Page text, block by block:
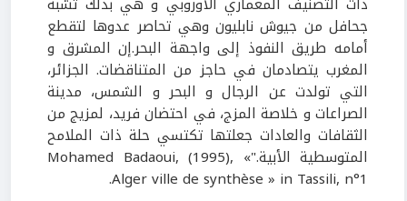
جحافل من جيوش نابليون وهي تحاصر عدوها لتقطع
أمامه طريق النفوذ إلى واجهة البحر.إن المشرق و
المغرب يتصادمان في حاجز من المتناقضات. الجزائر،
التي تولدت عن الرجال و البحر و الشمس، مدينة
الصراعات و خلاصة المزج، في احتضان فريد، لمزيج من
الثقافات والعادات جعلتها تكتسي حلة ذات الملامح
المتوسطية الأبية."Mohamed Badaoui, (1995), «
Alger ville de synthèse » in Tassili, n°1.